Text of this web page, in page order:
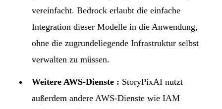
vereinfacht. Bedrock erlaubt die einfache
Integration dieser Modelle in die Anwendung,
ohne die zugrundeliegende Infrastruktur selbst
verwalten zu müssen.
Weitere AWS-Dienste : StoryPixAI nutzt
außerdem andere AWS-Dienste wie IAM